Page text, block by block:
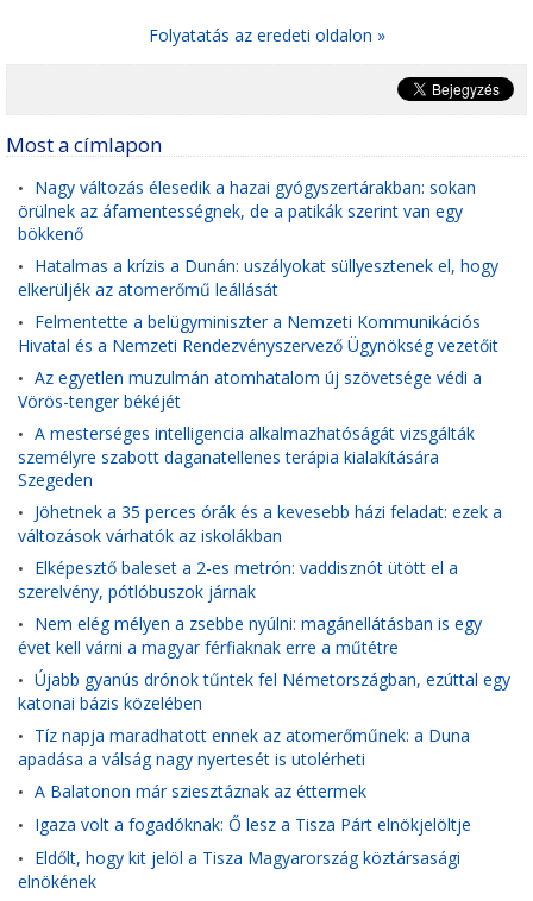
Folyatatás az eredeti oldalon »
Most a címlapon
• Nagy változás élesedik a hazai gyógyszertárakban: sokan
örülnek az áfamentességnek, de a patikák szerint van egy
bökkenő
• Hatalmas a krízis a Dunán: uszályokat süllyesztenek el, hogy
elkerüljék az atomerőmű leállását
• Felmentette a belügyminiszter a Nemzeti Kommunikációs
Hivatal és a Nemzeti Rendezvényszervező Ügynökség vezetőit
• Az egyetlen muzulmán atomhatalom új szövetsége védi a
Vörös-tenger békéjét
• A mesterséges intelligencia alkalmazhatóságát vizsgálták
személyre szabott daganatellenes terápia kialakítására
Szegeden
• Jöhetnek a 35 perces órák és a kevesebb házi feladat: ezek a
változások várhatók az iskolákban
• Elképesztő baleset a 2-es metrón: vaddisznót ütött el a
szerelvény, pótlóbuszok járnak
• Nem elég mélyen a zsebbe nyúlni: magánellátásban is egy
évet kell várni a magyar férfiaknak erre a műtétre
• Újabb gyanús drónok tűntek fel Németországban, ezúttal egy
katonai bázis közelében
• Tíz napja maradhatott ennek az atomerőműnek: a Duna
apadása a válság nagy nyertesét is utolérheti
• A Balatonon már sziesztáznak az éttermek
• Igaza volt a fogadóknak: Ő lesz a Tisza Párt elnökjelöltje
• Eldőlt, hogy kit jelöl a Tisza Magyarország köztársasági
elnökének